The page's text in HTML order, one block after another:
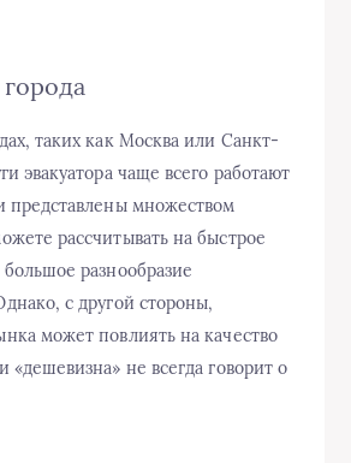
таких как Москва или Санкт-
эвакуатора чаще всего работают
представлены множеством
рассчитывать на быстрое
разнообразие
с другой стороны,
может повлиять на качество
«дешевизна» не всегда говорит о